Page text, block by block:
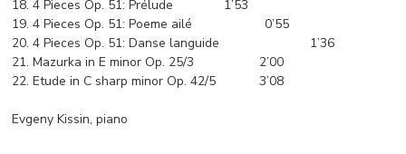
18. 4 Pieces Op. 51: Prélude 1’53
19. 4 Pieces Op. 51: Poeme ailé 0’55
20. 4 Pieces Op. 51: Danse languide 1’36
21. Mazurka in E minor Op. 25/3 2’00
22. Etude in C sharp minor Op. 42/5 3’08
Evgeny Kissin, piano